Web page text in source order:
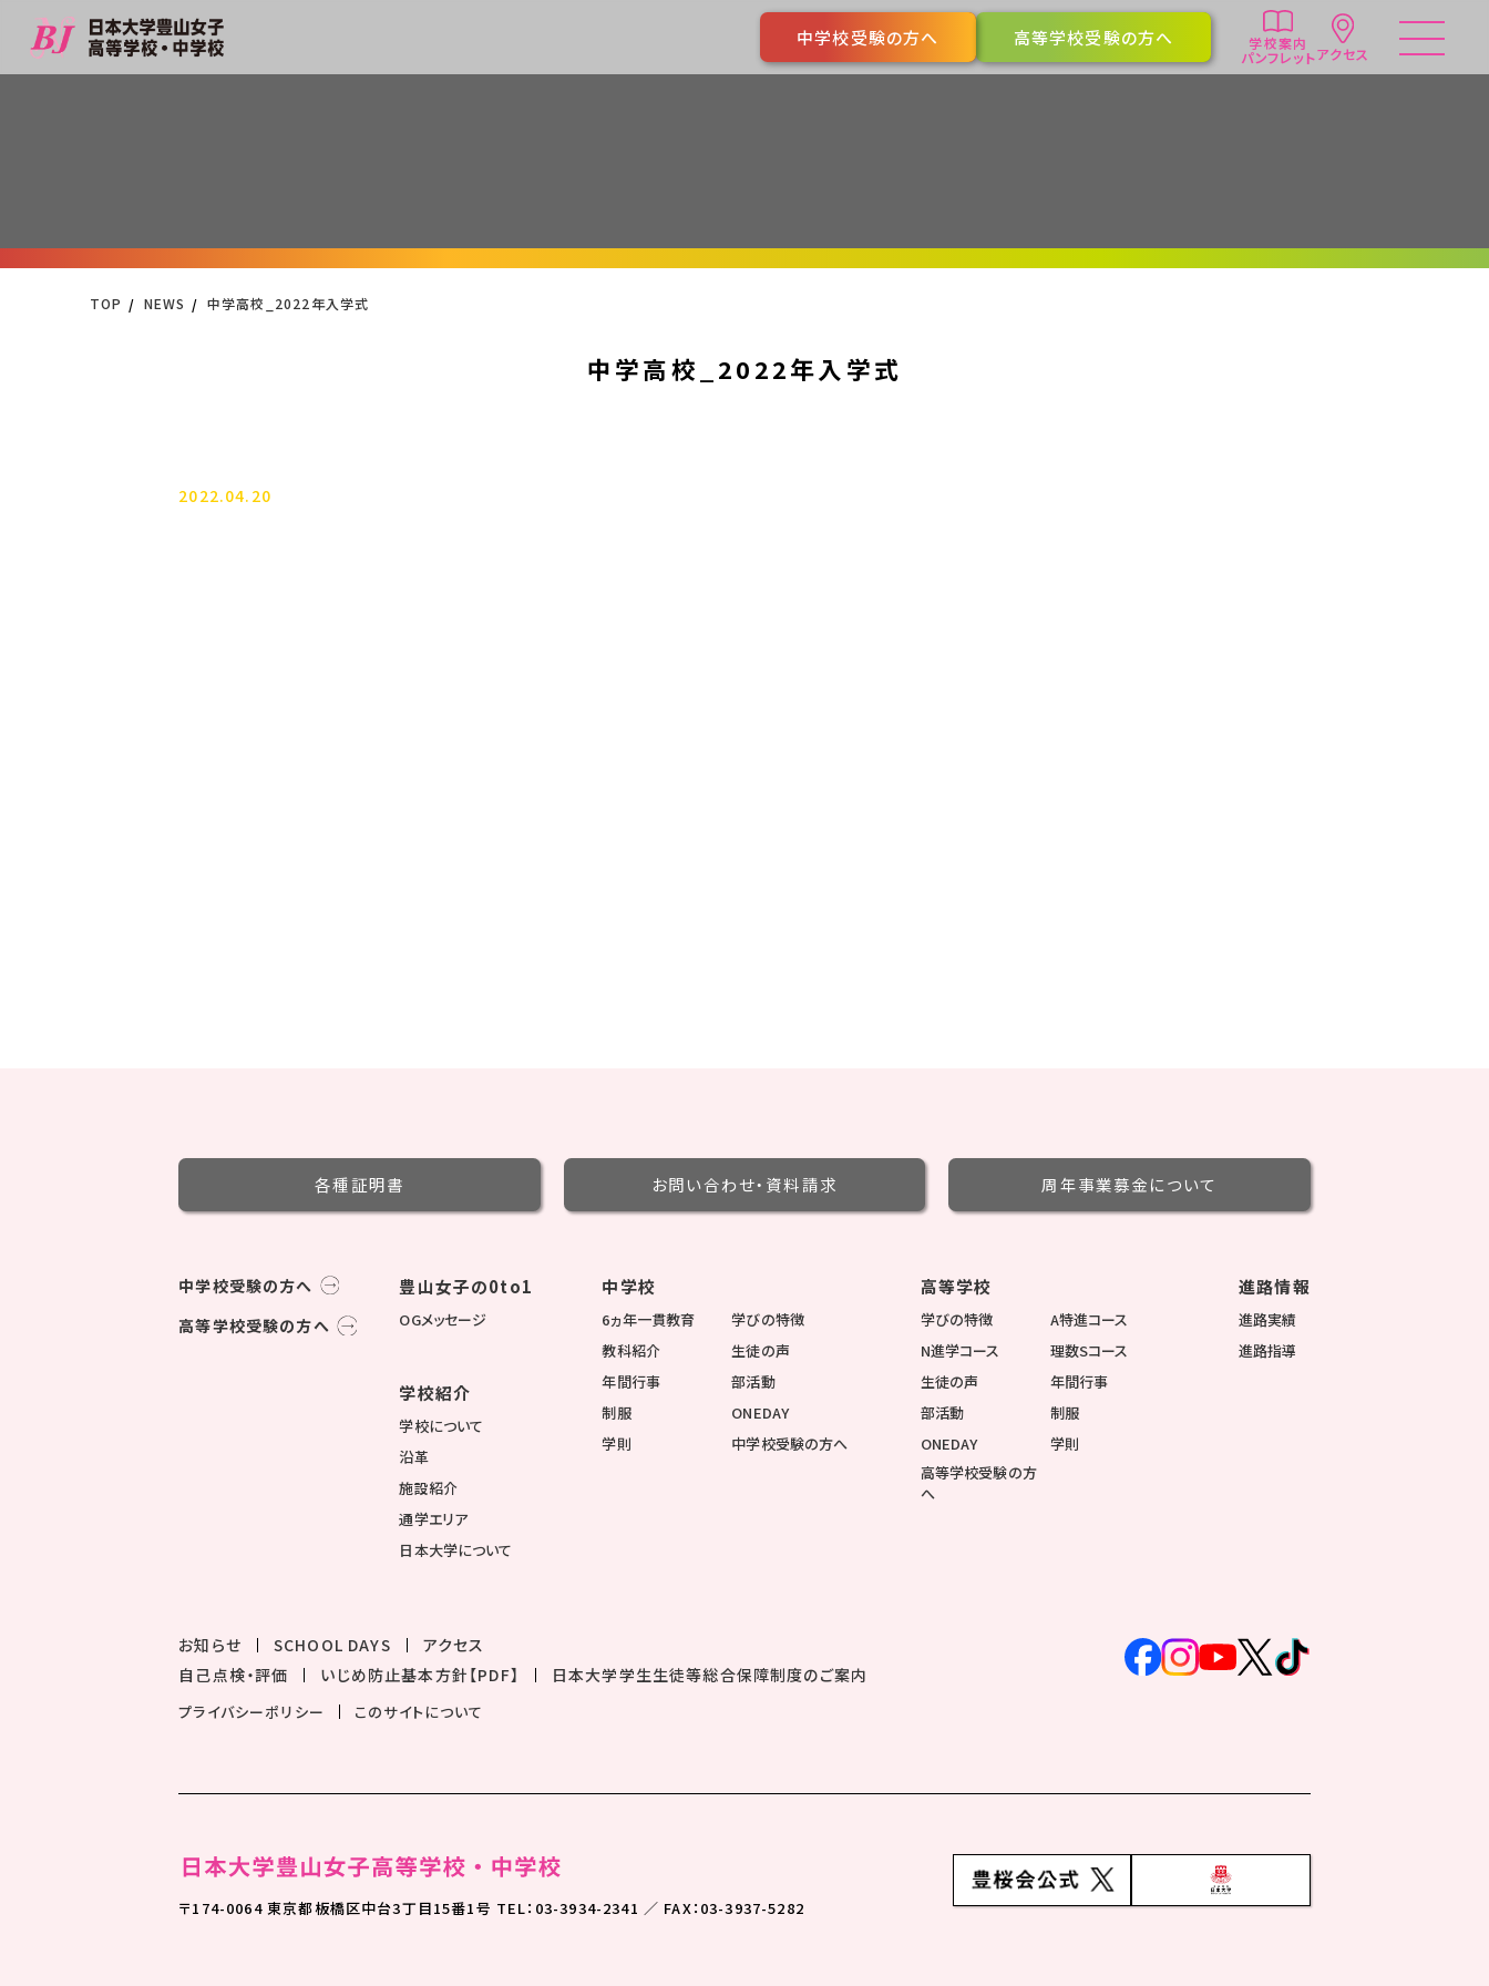
中学校受験の方へ 高等学校受験の方へ 学校案内
パンフレットアクセス
TOP NEWS 中学高校_2022年入学式
中学高校_2022年入学式
2022.04.20
各種証明書 お問い合わせ・ 資料請求 周年事業募金について
中学校受験の方へ
高等学校受験の方へ
豊山女子の0to1
OGメッセージ
学校紹介
学校について
沿革
施設紹介
通学エリア
日本大学について
中学校
6ヵ年一貫教育
学びの特徴
教科紹介
生徒の声
年間行事
部活動
制服
ONEDAY
学則
中学校受験の方へ
高等学校
学びの特徴
A特進コース
N進学コース
理数Sコース
生徒の声
年間行事
部活動
制服
ONEDAY
学則
高等学校受験の方
へ
進路情報
進路実績
進路指導
お知らせ SCHOOL DAYS
アクセス
自己点検・評価
いじめ防止基本方針【PDF】 日本大学学生生徒等総合保障制度のご案内
プライバシーポリシー このサイトについて
〒174-0064 東京都板橋区中台3丁目15番1号 TEL：03-3934-2341 ／ FAX：03-3937-5282